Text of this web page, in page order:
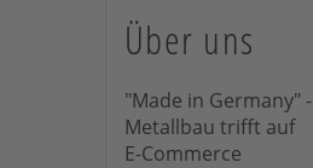
Über uns
"Made in Germany" -
Metallbau trifft auf
E-Commerce